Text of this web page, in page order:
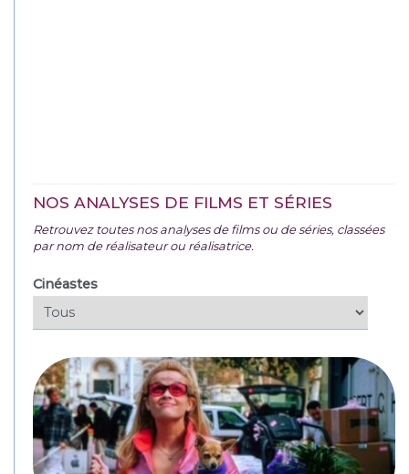
NOS ANALYSES DE FILMS ET SÉRIES
Retrouvez toutes nos analyses de films ou de séries, classées
par nom de réalisateur ou réalisatrice.
Cinéastes